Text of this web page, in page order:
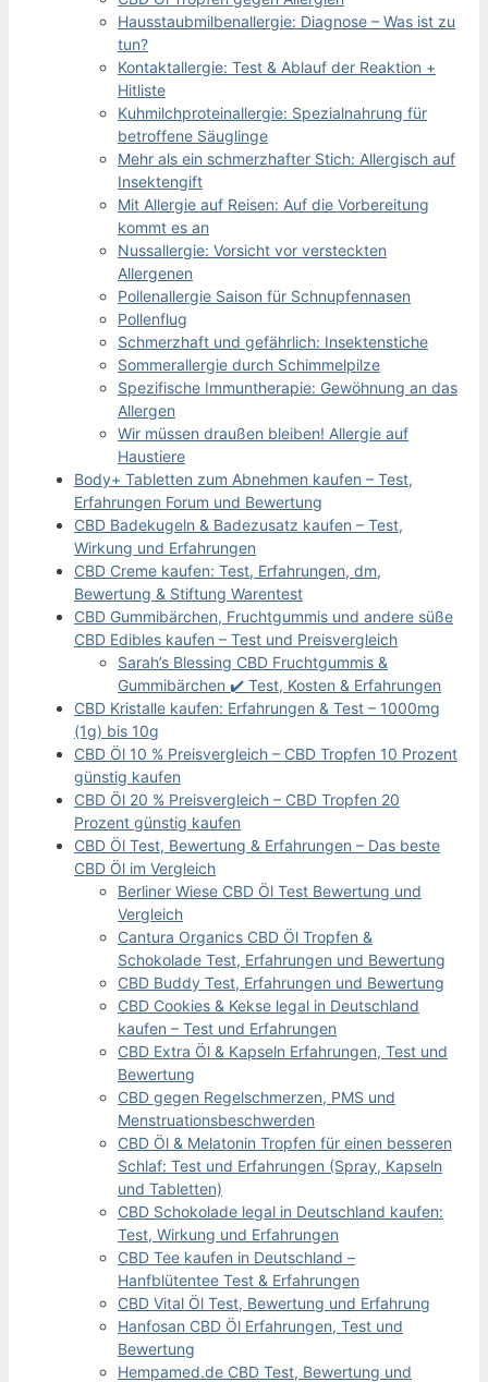
Hausstaubmilbenallergie: Diagnose – Was ist zu
tun?
Kontaktallergie: Test & Ablauf der Reaktion +
Hitliste
Kuhmilchproteinallergie: Spezialnahrung für
betroffene Säuglinge
Mehr als ein schmerzhafter Stich: Allergisch auf
Insektengift
Mit Allergie auf Reisen: Auf die Vorbereitung
kommt es an
Nussallergie: Vorsicht vor versteckten
Allergenen
Pollenallergie Saison für Schnupfennasen
Pollenflug
Schmerzhaft und gefährlich: Insektenstiche
Sommerallergie durch Schimmelpilze
Spezifische Immuntherapie: Gewöhnung an das
Allergen
Wir müssen draußen bleiben! Allergie auf
Haustiere
Body+ Tabletten zum Abnehmen kaufen – Test,
Erfahrungen Forum und Bewertung
CBD Badekugeln & Badezusatz kaufen – Test,
Wirkung und Erfahrungen
CBD Creme kaufen: Test, Erfahrungen, dm,
Bewertung & Stiftung Warentest
CBD Gummibärchen, Fruchtgummis und andere süße
CBD Edibles kaufen – Test und Preisvergleich
Sarah’s Blessing CBD Fruchtgummis &
Gummibärchen ✔️ Test, Kosten & Erfahrungen
CBD Kristalle kaufen: Erfahrungen & Test – 1000mg
(1g) bis 10g
CBD Öl 10 % Preisvergleich – CBD Tropfen 10 Prozent
günstig kaufen
CBD Öl 20 % Preisvergleich – CBD Tropfen 20
Prozent günstig kaufen
CBD Öl Test, Bewertung & Erfahrungen – Das beste
CBD Öl im Vergleich
Berliner Wiese CBD Öl Test Bewertung und
Vergleich
Cantura Organics CBD Öl Tropfen &
Schokolade Test, Erfahrungen und Bewertung
CBD Buddy Test, Erfahrungen und Bewertung
CBD Cookies & Kekse legal in Deutschland
kaufen – Test und Erfahrungen
CBD Extra Öl & Kapseln Erfahrungen, Test und
Bewertung
CBD gegen Regelschmerzen, PMS und
Menstruationsbeschwerden
CBD Öl & Melatonin Tropfen für einen besseren
Schlaf: Test und Erfahrungen (Spray, Kapseln
und Tabletten)
CBD Schokolade legal in Deutschland kaufen:
Test, Wirkung und Erfahrungen
CBD Tee kaufen in Deutschland –
Hanfblütentee Test & Erfahrungen
CBD Vital Öl Test, Bewertung und Erfahrung
Hanfosan CBD Öl Erfahrungen, Test und
Bewertung
Hempamed.de CBD Test, Bewertung und